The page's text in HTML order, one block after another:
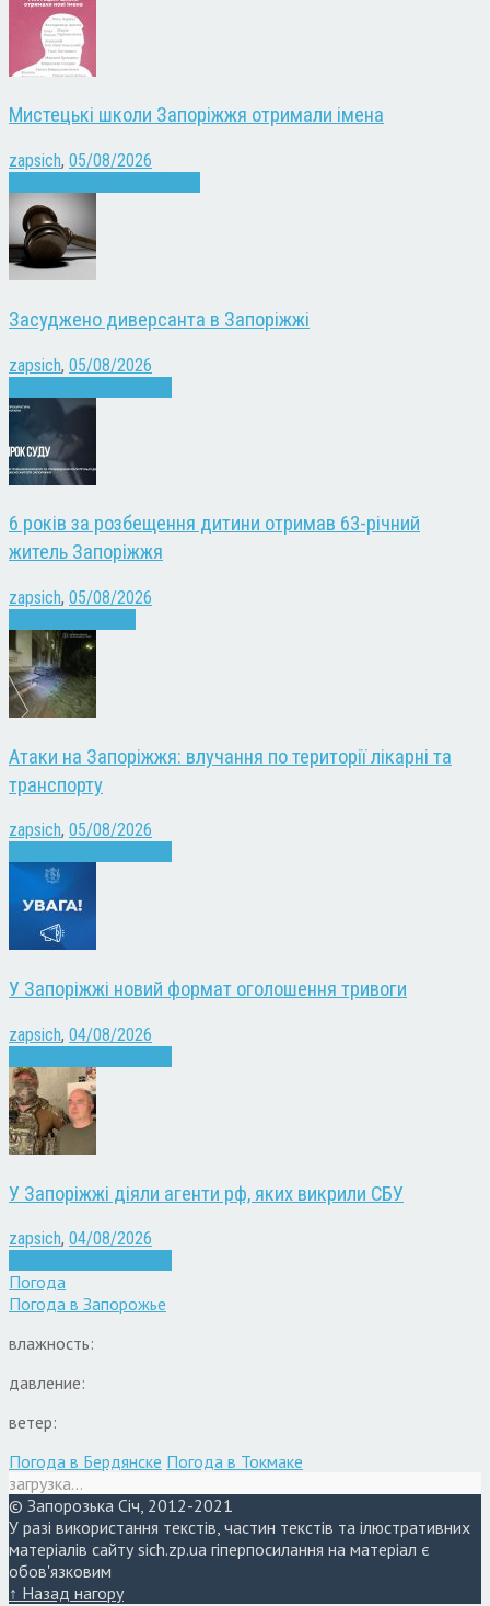
Мистецькі школи Запоріжжя отримали імена
zapsich, 05/08/2026
Засуджено диверсанта в Запоріжжі
zapsich, 05/08/2026
6 років за розбещення дитини отримав 63-річний
житель Запоріжжя
zapsich, 05/08/2026
Атаки на Запоріжжя: влучання по території лікарні та
транспорту
zapsich, 05/08/2026
У Запоріжжі новий формат оголошення тривоги
zapsich, 04/08/2026
У Запоріжжі діяли агенти рф, яких викрили СБУ
zapsich, 04/08/2026
Погода
Погода в Запорожье
влажность:
давление:
ветер:
Погода в Бердянске Погода в Токмаке
загрузка...
© Запорозька Січ, 2012-2021
У разі використання текстів, частин текстів та ілюстративних
матеріалів сайту sich.zp.ua гіперпосилання на матеріал є
обов'язковим
↑ Назад нагору